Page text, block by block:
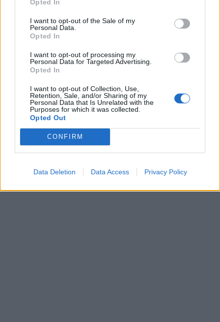
Opted In
I want to opt-out of the Sale of my
Personal Data.
Opted In
I want to opt-out of processing my
Personal Data for Targeted Advertising.
Opted In
I want to opt-out of Collection, Use,
Retention, Sale, and/or Sharing of my
Personal Data that Is Unrelated with the
Purposes for which it was collected.
Opted Out
CONFIRM
Data Deletion Data Access Privacy Policy